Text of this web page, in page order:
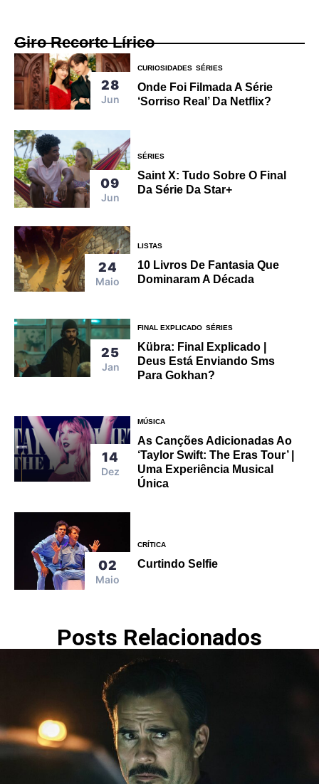
Giro Recorte Lírico
28
Jun
CURIOSIDADES SÉRIES
Onde Foi Filmada A Série
‘Sorriso Real’ Da Netflix?
09
Jun
SÉRIES
Saint X: Tudo Sobre O Final
Da Série Da Star+
24
Maio
LISTAS
10 Livros De Fantasia Que
Dominaram A Década
25
Jan
FINAL EXPLICADO SÉRIES
Kübra: Final Explicado |
Deus Está Enviando Sms
Para Gokhan?
14
Dez
MÚSICA
As Canções Adicionadas Ao
‘Taylor Swift: The Eras Tour’ |
Uma Experiência Musical
Única
02
Maio
CRÍTICA
Curtindo Selfie
Posts Relacionados